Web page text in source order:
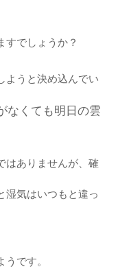
すでしょうか？
ようと決め込んでい
なくても明日の雲
はありませんが、確
湿気はいつもと違っ
です。